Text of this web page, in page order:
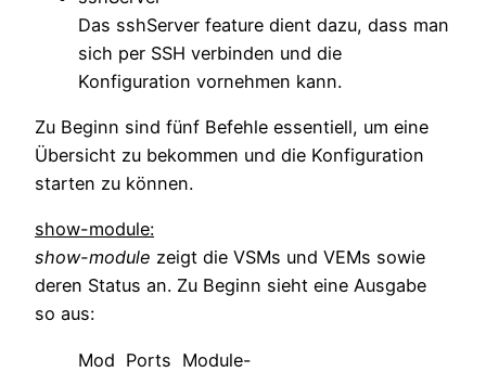
Das sshServer feature dient dazu, dass man
sich per SSH verbinden und die
Konfiguration vornehmen kann.
Zu Beginn sind fünf Befehle essentiell, um eine
Übersicht zu bekommen und die Konfiguration
starten zu können.
show-module:
show-module zeigt die VSMs und VEMs sowie
deren Status an. Zu Beginn sieht eine Ausgabe
so aus:
Mod Ports Module-